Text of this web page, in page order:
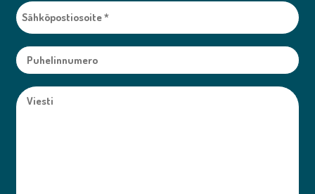
Sähköpostiosoite
(Pakollinen)
Nimetön
Viesti